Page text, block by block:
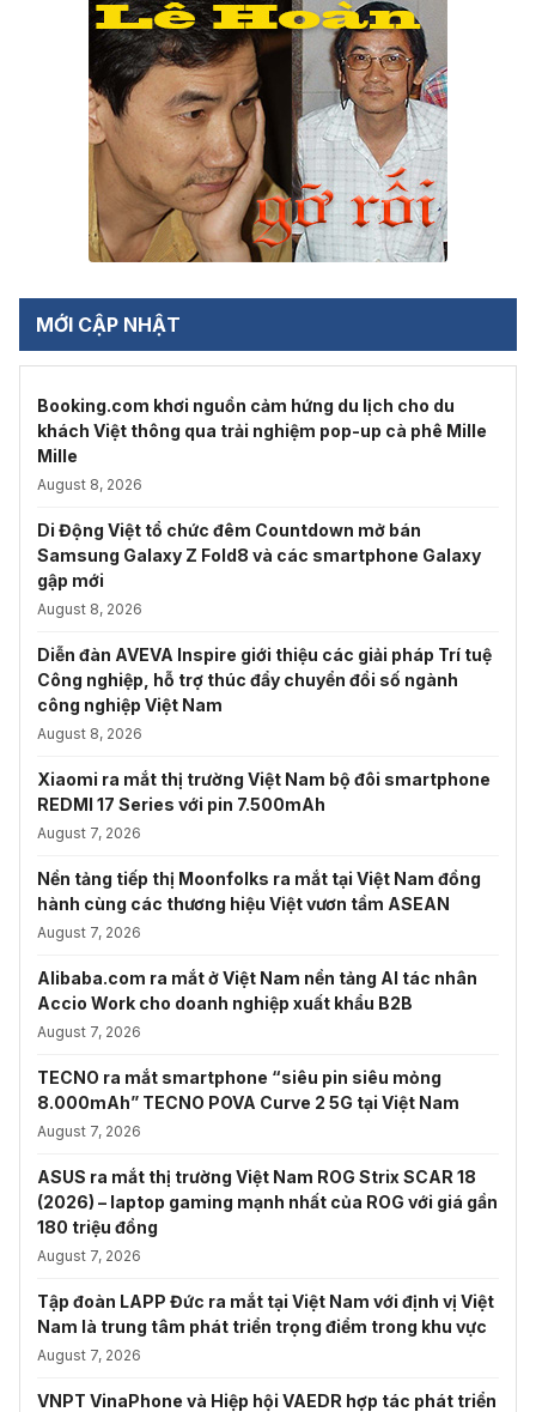
MỚI CẬP NHẬT
Booking.com khơi nguồn cảm hứng du lịch cho du
khách Việt thông qua trải nghiệm pop-up cà phê Mille
Mille
August 8, 2026
Di Động Việt tổ chức đêm Countdown mở bán
Samsung Galaxy Z Fold8 và các smartphone Galaxy
gập mới
August 8, 2026
Diễn đàn AVEVA Inspire giới thiệu các giải pháp Trí tuệ
Công nghiệp, hỗ trợ thúc đẩy chuyển đổi số ngành
công nghiệp Việt Nam
August 8, 2026
Xiaomi ra mắt thị trường Việt Nam bộ đôi smartphone
REDMI 17 Series với pin 7.500mAh
August 7, 2026
Nền tảng tiếp thị Moonfolks ra mắt tại Việt Nam đồng
hành cùng các thương hiệu Việt vươn tầm ASEAN
August 7, 2026
Alibaba.com ra mắt ở Việt Nam nền tảng AI tác nhân
Accio Work cho doanh nghiệp xuất khẩu B2B
August 7, 2026
TECNO ra mắt smartphone “siêu pin siêu mỏng
8.000mAh” TECNO POVA Curve 2 5G tại Việt Nam
August 7, 2026
ASUS ra mắt thị trường Việt Nam ROG Strix SCAR 18
(2026) – laptop gaming mạnh nhất của ROG với giá gần
180 triệu đồng
August 7, 2026
Tập đoàn LAPP Đức ra mắt tại Việt Nam với định vị Việt
Nam là trung tâm phát triển trọng điểm trong khu vực
August 7, 2026
VNPT VinaPhone và Hiệp hội VAEDR hợp tác phát triển